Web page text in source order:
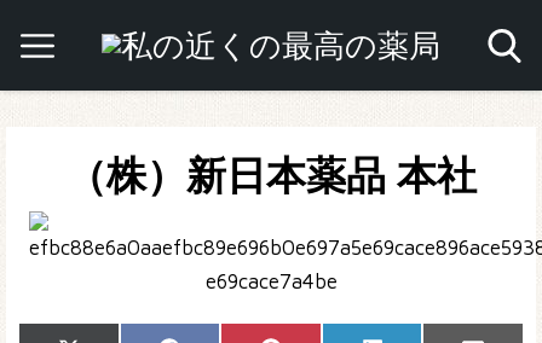
（株）新日本薬品 本社